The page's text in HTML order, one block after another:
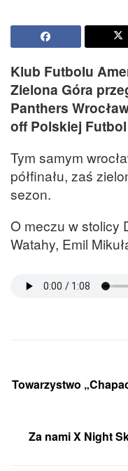
Klub Futbolu
Zielona Góra
Panthers
off Polskiej
Tym samym
półfinału, zaś
sezon.
O meczu w stolicy
Watahy, Emil
Towarzystwo
Za nami X Night